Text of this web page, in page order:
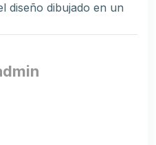
diseño dibujado en un